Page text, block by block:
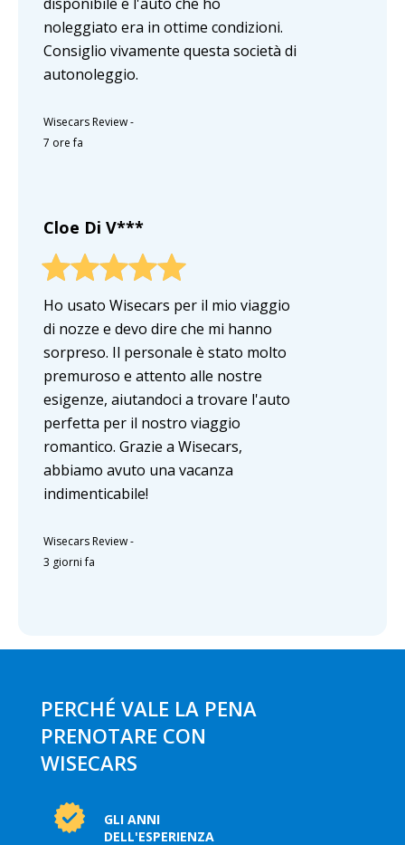
noleggiato era in ottime condizioni.
Consiglio vivamente questa società di
autonoleggio.
Wisecars Review-
7 ore fa
Cloe Di V***
Ho usato Wisecars per il mio viaggio
di nozze e devo dire che mi hanno
sorpreso. Il personale è stato molto
premuroso e attento alle nostre
esigenze, aiutandoci a trovare l'auto
perfetta per il nostro viaggio
romantico. Grazie a Wisecars,
abbiamo avuto una vacanza
indimenticabile!
Wisecars Review-
3 giorni fa
PERCHÉ VALE LA PENA
PRENOTARE CON
WISECARS
GLI ANNI
DELL'ESPERIENZA